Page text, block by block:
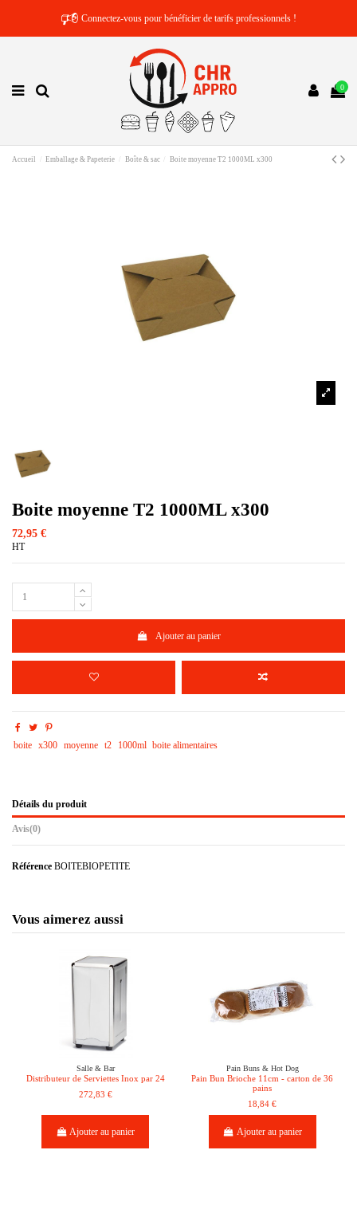
🕫 Connectez-vous pour bénéficier de tarifs professionnels !
0
Accueil Emballage & Papeterie Boîte & sac Boite moyenne T2 1000ML x300
Boite moyenne T2 1000ML x300
72,95 €
HT
Ajouter au panier
boite x300 moyenne t2 1000ml boite alimentaires
Détails du produit
Avis(0)
Référence BOITEBIOPETITE
Vous aimerez aussi
Salle & Bar
Distributeur de Serviettes Inox par 24
272,83 €
Ajouter au panier
Pain Buns & Hot Dog
Pain Bun Brioche 11cm - carton de 36
pains
18,84 €
Ajouter au panier